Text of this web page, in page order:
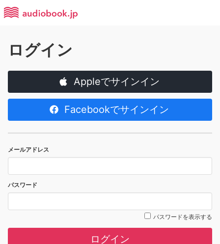
ログイン
Appleでサインイン
Facebookでサインイン
メールアドレス
パスワード
パスワードを表示する
ログイン